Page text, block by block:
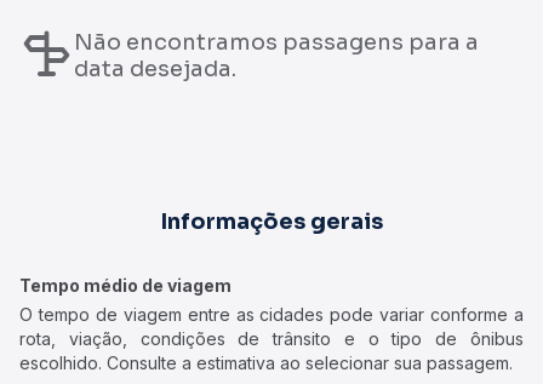
Não encontramos passagens para a
data desejada.
Informações gerais
Tempo médio de viagem
O tempo de viagem entre as cidades pode variar conforme a
rota, viação, condições de trânsito e o tipo de ônibus
escolhido. Consulte a estimativa ao selecionar sua passagem.